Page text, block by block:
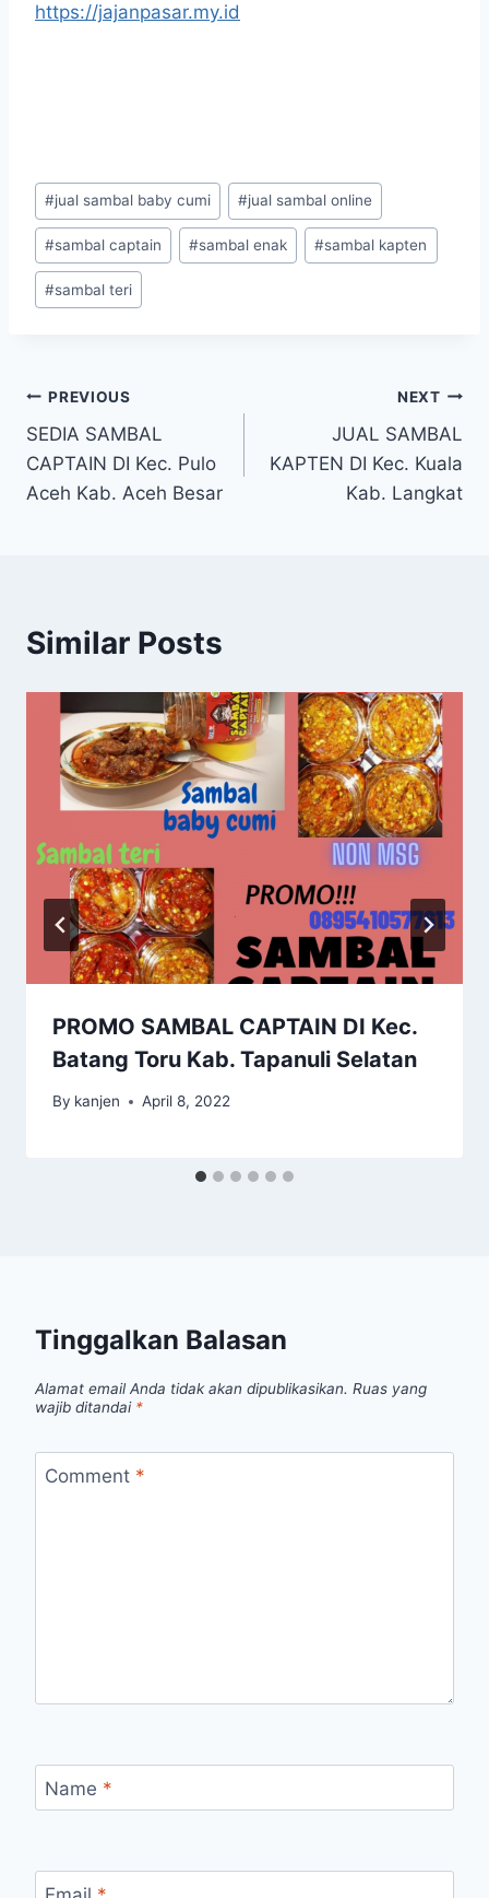
https://jajanpasar.my.id
#jual sambal baby cumi #jual sambal online
#sambal captain #sambal enak #sambal kapten
#sambal teri
PREVIOUS
SEDIA SAMBAL
CAPTAIN DI Kec. Pulo
Aceh Kab. Aceh Besar
NEXT
JUAL SAMBAL
KAPTEN DI Kec. Kuala
Kab. Langkat
Similar Posts
PROMO SAMBAL CAPTAIN DI Kec.
Batang Toru Kab. Tapanuli Selatan
By kanjen April 8, 2022
Tinggalkan Balasan
Alamat email Anda tidak akan dipublikasikan. Ruas yang
wajib ditandai *
Comment *
Name *